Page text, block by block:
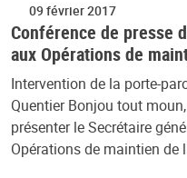
09 février 2017
Conférence de presse
aux Opérations de
Intervention de la porte-
Quentier Bonjou tout
présenter le Secrétaire
Opérations de maintien